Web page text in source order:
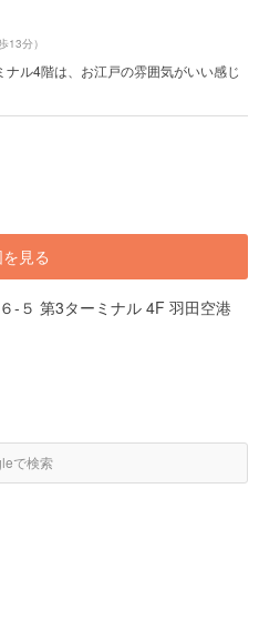
13分）
ナル4階は、お江戸の雰囲気がいい感じ
見る
-５ 第3ターミナル 4F 羽田空港
で検索